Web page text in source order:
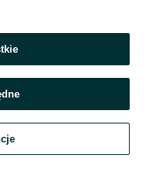
wskazanych powyżej,
aktualnym brzmieniu.